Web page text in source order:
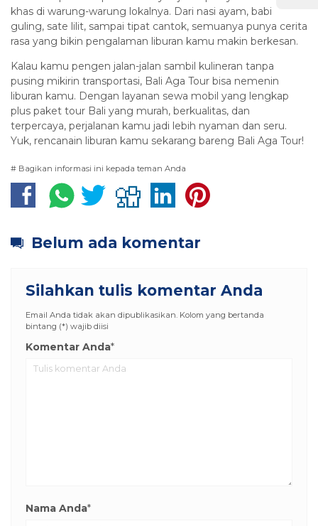
khas di warung-warung lokalnya. Dari nasi ayam, babi
guling, sate lilit, sampai tipat cantok, semuanya punya cerita
rasa yang bikin pengalaman liburan kamu makin berkesan.
Kalau kamu pengen jalan-jalan sambil kulineran tanpa
pusing mikirin transportasi, Bali Aga Tour bisa nemenin
liburan kamu. Dengan layanan sewa mobil yang lengkap
plus paket tour Bali yang murah, berkualitas, dan
terpercaya, perjalanan kamu jadi lebih nyaman dan seru.
Yuk, rencanain liburan kamu sekarang bareng Bali Aga Tour!
# Bagikan informasi ini kepada teman Anda
Belum ada komentar
Silahkan tulis komentar Anda
Email Anda tidak akan dipublikasikan. Kolom yang bertanda
bintang (*) wajib diisi
Komentar Anda*
Nama Anda*